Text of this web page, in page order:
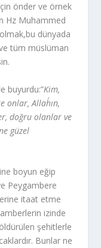
önder ve örnek
Hz Muhammed
dünyada
tüm müslüman
buyurdu:”Kim,
onlar, Allah´ın,
doğru olanlar ve
güzel
boyun eğip
Peygambere
itaat etme
izinde
şehitlerle
Bunlar ne